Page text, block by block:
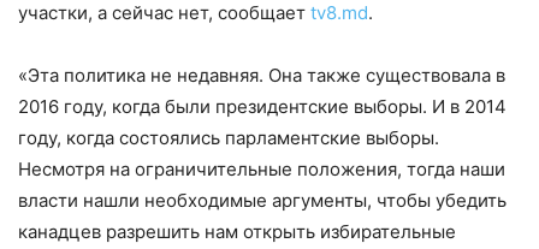
участки, а сейчас нет, сообщает tv8.md.
«Эта политика не недавняя. Она также существовала в
2016 году, когда были президентские выборы. И в 2014
году, когда состоялись парламентские выборы.
Несмотря на ограничительные положения, тогда наши
власти нашли необходимые аргументы, чтобы убедить
канадцев разрешить нам открыть избирательные